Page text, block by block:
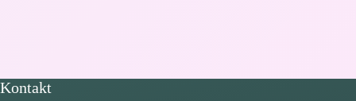
Kontakt